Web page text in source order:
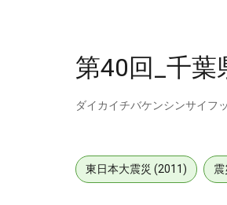
第40回_千
ダイカイチバケンシンサイフ
東日本大震災 (2011) 震